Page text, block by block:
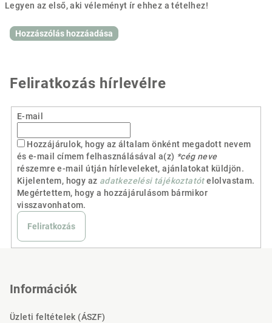
Legyen az első, aki véleményt ír ehhez a tételhez!
Hozzászólás hozzáadása
Feliratkozás hírlevélre
E-mail
Hozzájárulok, hogy az általam önként megadott nevem
és e-mail címem felhasználásával a(z) *cég neve
részemre e-mail útján hírleveleket, ajánlatokat küldjön.
Kijelentem, hogy az adatkezelési tájékoztatót elolvastam.
Megértettem, hogy a hozzájárulásom bármikor
visszavonhatom.
Feliratkozás
Információk
Üzleti feltételek (ÁSZF)